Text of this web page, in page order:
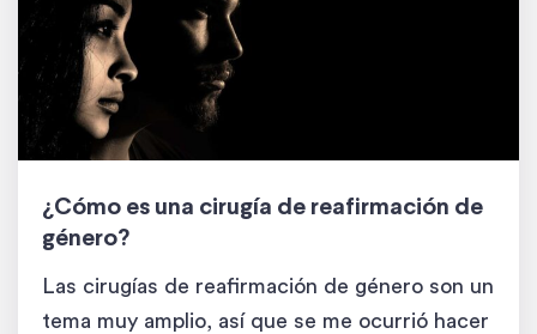
¿Cómo es una cirugía de reafirmación de
género?
Las cirugías de reafirmación de género son un
tema muy amplio, así que se me ocurrió hacer